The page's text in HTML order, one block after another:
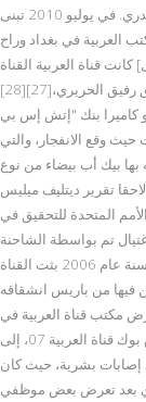
بهجت، وهو أحد عناصر تنظيم القاعدة المدعو هيثم البدري. في يوليو 2010 تبنى
العربية في بغداد وراح
لبنان[عدل] كانت قناة العربية القناة
الأولى التي أذاعت خبر اغتيال رئيس الوزراء اللبناني السابق رفيق الحريري،[27][28]
الأحد 27 مارس 2005 صور فيديو كاميرا بنك "إتش إس بي
وقع الانفجار، والتي
مشتبه بها بيك أب بيضاء من نوع
أو 1996 والتي أظهرت لاحقا تقرير ديتليف ميليس
المتحدة للتحقيق في
تم بواسطة الشاحنة
الميتسوبيشي البيضاء بعد تفخيخها.[30] في ليلة رأس السنة عام 2006 بثت القناة
فيها من باريس انشقاقه
تعرض مكتب قناة العربية في
غزة، في ساعة متأخرة من مساء الإثنين 22 يناير 20 فيس بوك قناة العربية 07، إلى
بشرية، حيث كان
بعد تعرض بعض موظفي